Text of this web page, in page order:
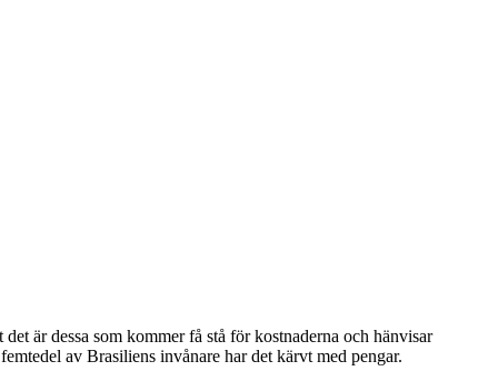
är dessa som kommer få stå för kostnaderna och hänvisar
av Brasiliens invånare har det kärvt med pengar.